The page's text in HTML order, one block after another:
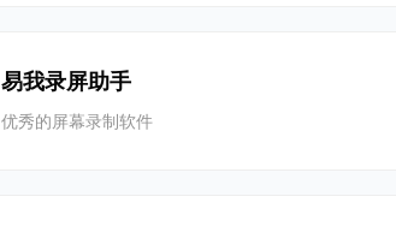
易我录屏助手
优秀的屏幕录制软件